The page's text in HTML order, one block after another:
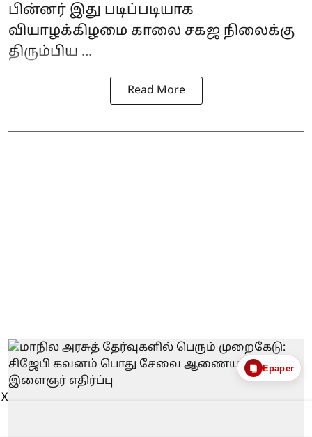
பின்னர் இது படிப்படியாக
வியாழக்கிழமை காலை சகஜ நிலைக்கு
திரும்பிய ...
Read More
Epaper
X